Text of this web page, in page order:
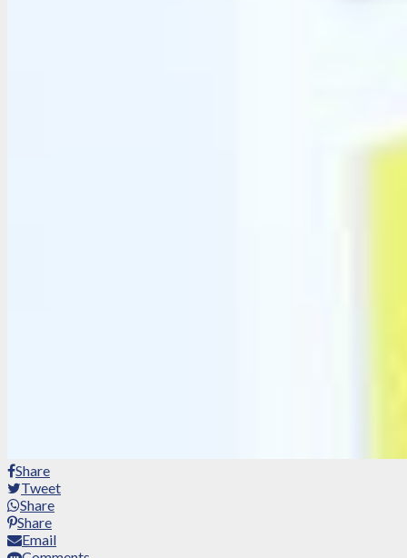
Share
Tweet
Share
Share
Email